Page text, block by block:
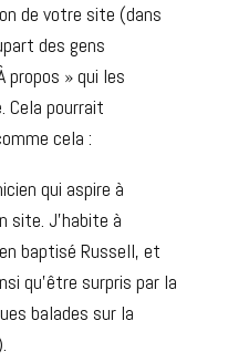
de votre site (dans
des gens
propos » qui les
Cela pourrait
cela :
qui aspire à
site. J’habite à
baptisé Russell, et
qu’être surpris par la
balades sur la